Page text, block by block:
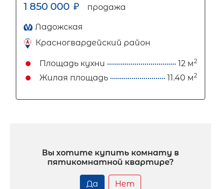
1 850 000 ₽ продажа
Ладожская
Красногвардейский район
Площадь кухни 12 м2
Жилая площадь 11.40 м2
Вы хотите купить комнату в
пятикомнатной квартире?
Да Нет